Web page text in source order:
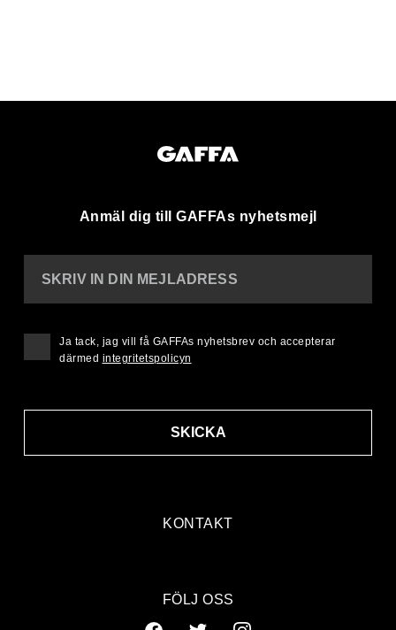
Anmäl dig till GAFFAs nyhetsmejl
KONTAKT
SKRIV IN DIN MEJLADRESS
SKICKA
Ja tack, jag vill få GAFFAs nyhetsbrev och accepterar
därmed integritetspolicyn
FÖLJ OSS